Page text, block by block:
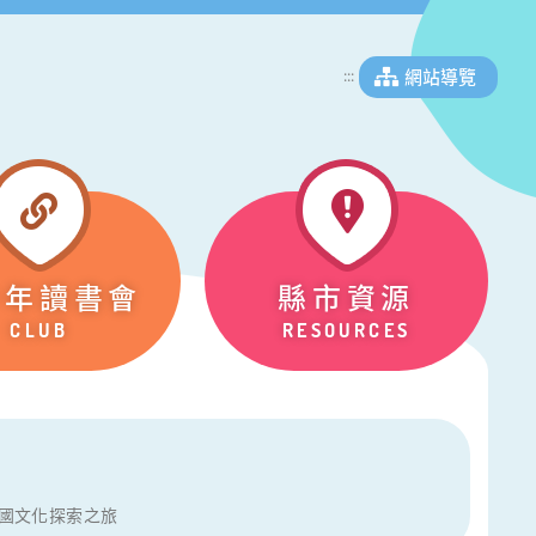
::: 網站導覽
讀書會
CLUB
縣市資源
RESOURCES
文化探索之旅